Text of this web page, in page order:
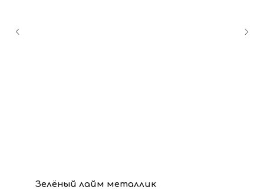
Зелёный лайм металлик